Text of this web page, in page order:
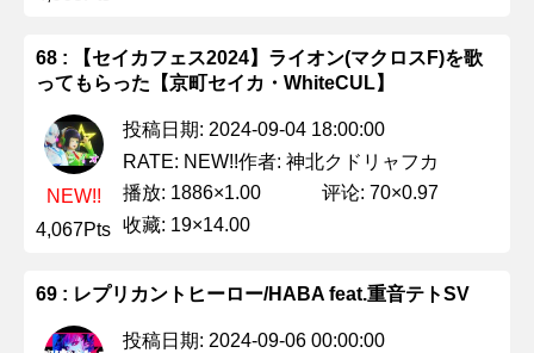
68 : 【セイカフェス2024】ライオン(マクロスF)を歌
ってもらった【京町セイカ・WhiteCUL】
NEW!!
4,067Pts
投稿日期: 2024-09-04 18:00:00
RATE: NEW!!作者: 神北クドリャフカ
播放: 1886×1.00
评论: 70×0.97
收藏: 19×14.00
69 : レプリカントヒーロー/HABA feat.重音テトSV
投稿日期: 2024-09-06 00:00:00